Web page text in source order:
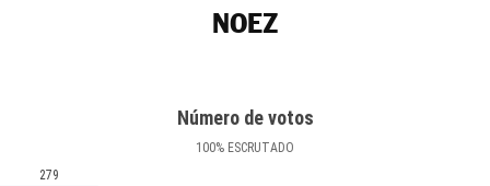
NOEZ
Número de votos
100% ESCRUTADO
279